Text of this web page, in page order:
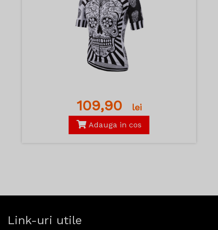
109,90 lei
Adauga in cos
Link-uri utile